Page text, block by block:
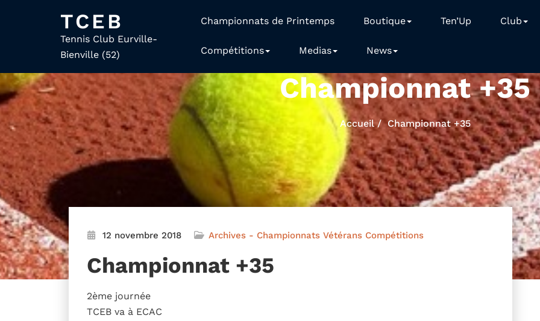
TCEB
Tennis Club Eurville-
Bienville (52)
Championnats de Printemps Boutique Ten’Up Club
Compétitions Medias News
Championnat +35
Accueil Championnat +35
12 novembre 2018 Archives - Championnats Vétérans Compétitions
Championnat +35
2ème journée
TCEB va à ECAC